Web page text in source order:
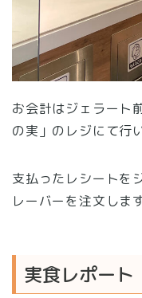
お会計はジェラート
の実」のレジにて行
支払ったレシートを
レーバーを注文します
実食レポート